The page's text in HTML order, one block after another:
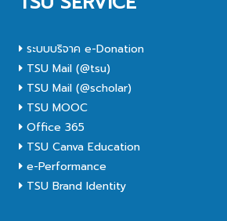
ระบบบริจาค e-Donation
TSU Mail (@tsu)
TSU Mail (@scholar)
TSU MOOC
Office 365
TSU Canva Education
e-Performance
TSU Brand Identity